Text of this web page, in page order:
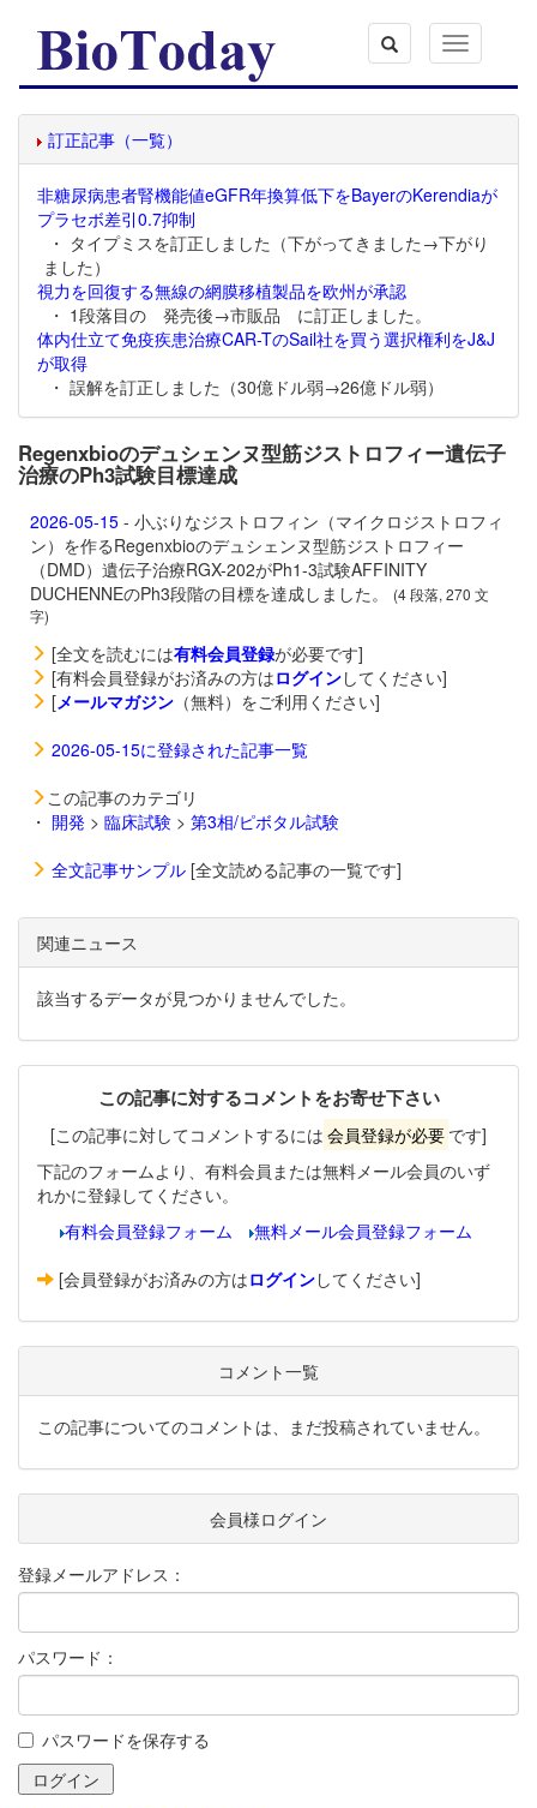
Toggle
navigation
訂正記事（一覧）
非糖尿病患者腎機能値eGFR年換算低下をBayerのKerendiaが
プラセボ差引0.7抑制
・ タイプミスを訂正しました（下がってきました→下がり
ました）
視力を回復する無線の網膜移植製品を欧州が承認
・ 1段落目の 発売後→市販品 に訂正しました。
体内仕立て免疫疾患治療CAR-TのSail社を買う選択権利をJ&J
が取得
・ 誤解を訂正しました（30億ドル弱→26億ドル弱）
Regenxbioのデュシェンヌ型筋ジストロフィー遺伝子
治療のPh3試験目標達成
2026-05-15 - 小ぶりなジストロフィン（マイクロジストロフィ
ン）を作るRegenxbioのデュシェンヌ型筋ジストロフィー
（DMD）遺伝子治療RGX-202がPh1-3試験AFFINITY
DUCHENNEのPh3段階の目標を達成しました。
(4 段落, 270 文
字)
[全文を読むには有料会員登録が必要です]
[有料会員登録がお済みの方はログインしてください]
[メールマガジン （無料）をご利用ください]
2026-05-15に登録された記事一覧
この記事のカテゴリ
・ 開発 > 臨床試験 > 第3相/ピボタル試験
全文記事サンプル [全文読める記事の一覧です]
関連ニュース
該当するデータが見つかりませんでした。
この記事に対するコメントをお寄せ下さい
[この記事に対してコメントするには 会員登録が必要 です]
下記のフォームより、有料会員または無料メール会員のいず
れかに登録してください。
有料会員登録フォーム
無料メール会員登録フォーム
[会員登録がお済みの方はログインしてください]
コメント一覧
この記事についてのコメントは、まだ投稿されていません。
会員様ログイン
登録メールアドレス：
パスワード：
パスワードを保存する